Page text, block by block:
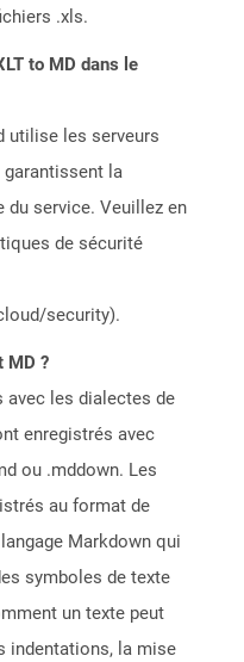
.xls.
to MD dans le
utilise les serveurs
garantissent la
service. Veuillez en
de sécurité
security).
MD ?
avec les dialectes de
enregistrés avec
ou .mddown. Les
au format de
Markdown qui
symboles de texte
un texte peut
indentations, la mise